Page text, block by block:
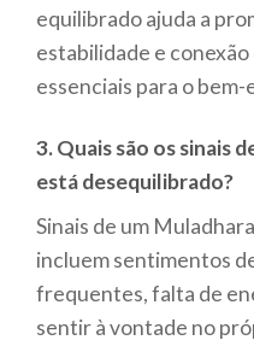
equilibrado ajuda a
estabilidade e
essenciais para o
3. Quais são os sinais
está desequilibrado?
Sinais de um
incluem sentimentos
frequentes, falta de
sentir à vontade no